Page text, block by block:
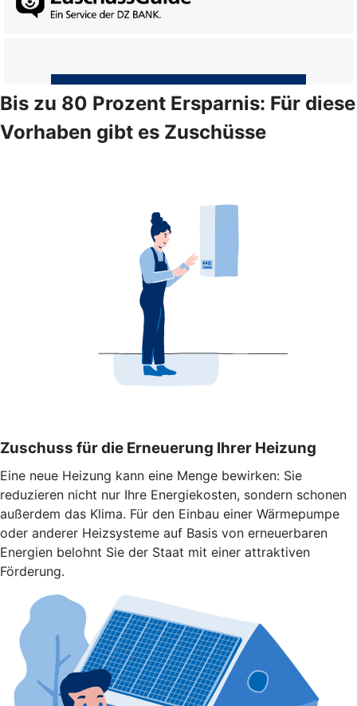
Bis zu 80 Prozent Ersparnis: Für diese
Vorhaben gibt es Zuschüsse
Zuschuss für die Erneuerung Ihrer Heizung
Eine neue Heizung kann eine Menge bewirken: Sie
reduzieren nicht nur Ihre Energiekosten, sondern schonen
außerdem das Klima. Für den Einbau einer Wärmepumpe
oder anderer Heizsysteme auf Basis von erneuerbaren
Energien belohnt Sie der Staat mit einer attraktiven
Förderung.